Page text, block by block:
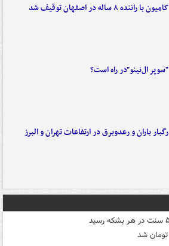
کامیون با راننده ۸ ساله در اصفهان توقیف شد
"سوپر ال‌نینو"در راه است؟
رگبار باران و رعدوبرق در ارتفاعات تهران و البرز